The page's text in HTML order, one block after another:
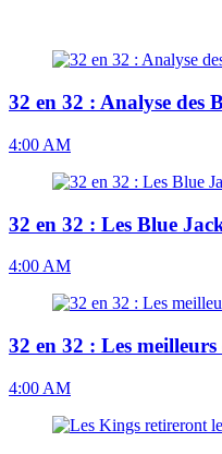
32 en 32 : Analyse des
4:00 AM
32 en 32 : Les Blue
4:00 AM
32 en 32 : Les
4:00 AM